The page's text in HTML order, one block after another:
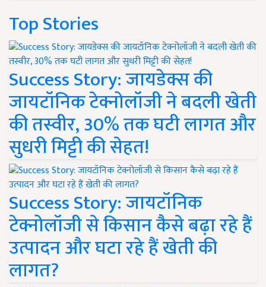
Top Stories
Success Story: जायडेक्स की
जायटॉनिक टेक्नोलॉजी ने बदली खेती
की तस्वीर, 30% तक घटी लागत और
सुधरी मिट्टी की सेहत!
Success Story: जायटॉनिक
टेक्नोलॉजी से किसान कैसे बढ़ा रहे हैं
उत्पादन और घटा रहे हैं खेती की
लागत?